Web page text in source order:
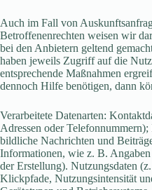
Auch im Fall von
Betroffenenrechten weisen wir
bei den Anbietern geltend
haben jeweils Zugriff auf die
entsprechende Maßnahmen
dennoch Hilfe benötigen, dann
Verarbeitete Datenarten:
Adressen oder
bildliche Nachrichten und
Informationen, wie z. B.
der Erstellung). Nutzungsdaten
Klickpfade, Nutzungsintensität